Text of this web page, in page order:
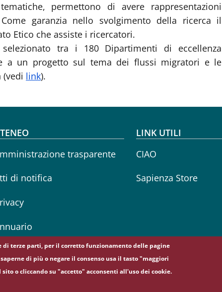
permettono di avere rappresentazioni
garanzia nello svolgimento della ricerca il
Etico che assiste i ricercatori.
tra i 180 Dipartimenti di eccellenza
a un progetto sul tema dei flussi migratori e le
link).
menu
trasparente
di notifica
LINK UTILI
CIAO
Sapienza Store
di terze parti, per il corretto funzionamento delle pagine
di più o negare il consenso usa il tasto "maggiori
o cliccando su "accetto" acconsenti all'uso dei cookie.